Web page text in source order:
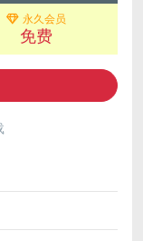
永久会员
免费